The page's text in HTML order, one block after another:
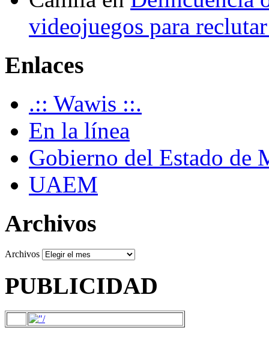
videojuegos para
Enlaces
.:: Wawis ::.
En la línea
Gobierno del Estado de
UAEM
Archivos
Archivos
PUBLICIDAD